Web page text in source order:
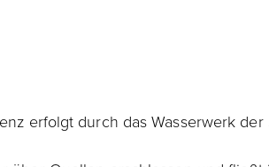
erfolgt durch das Wasserwerk